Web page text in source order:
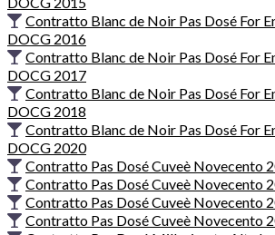
Contratto Blanc de Noir Pas Dosé For
DOCG 2016
Contratto Blanc de Noir Pas Dosé For
DOCG 2017
Contratto Blanc de Noir Pas Dosé For
DOCG 2018
Contratto Blanc de Noir Pas Dosé For
DOCG 2020
Contratto Pas Dosé Cuveè Novecento
Contratto Pas Dosé Cuveè Novecento
Contratto Pas Dosé Cuveè Novecento
Contratto Pas Dosé Cuveè Novecento